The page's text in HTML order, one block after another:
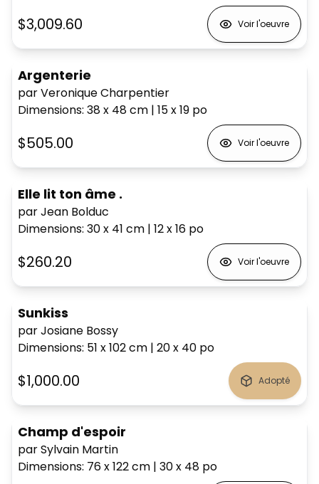
$3,009.60 Voir l'oeuvre
Argenterie
par Veronique Charpentier
Dimensions: 38 x 48cm | 15 x 19 po
$505.00 Voir l'oeuvre
Elle lit ton âme .
par Jean Bolduc
Dimensions: 30 x 41 cm | 12 x 16 po
$260.20 Voir l'oeuvre
Sunkiss
par Josiane Bossy
Dimensions: 51 x 102cm | 20 x 40 po
$1,000.00 Adopté
Champ d'espoir
par Sylvain Martin
Dimensions: 76 x 122cm | 30 x 48 po